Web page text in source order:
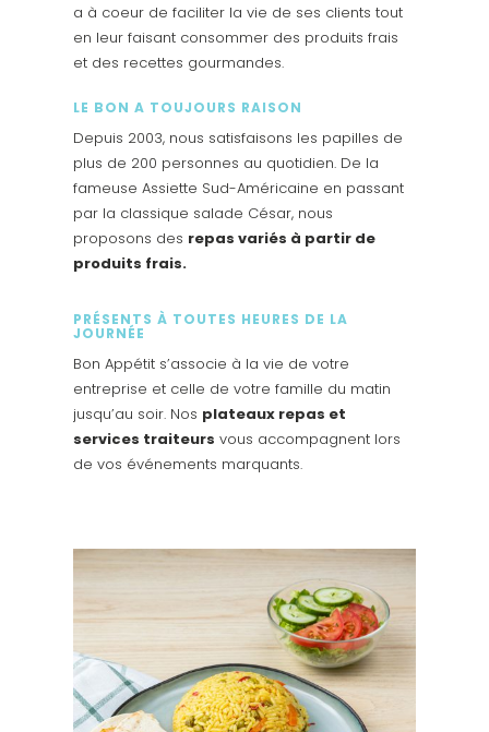
a à coeur de faciliter la vie de ses clients tout
en leur faisant consommer des produits frais
et des recettes gourmandes.
LE BON A TOUJOURS RAISON
Depuis 2003, nous satisfaisons les papilles de
plus de 200 personnes au quotidien. De la
fameuse Assiette Sud-Américaine en passant
par la classique salade César, nous
proposons des repas variés à partir de
produits frais.
PRÉSENTS À TOUTES HEURES DE LA
JOURNÉE
Bon Appétit s’associe à la vie de votre
entreprise et celle de votre famille du matin
jusqu’au soir. Nos plateaux repas et
services traiteurs vous accompagnent lors
de vos événements marquants.